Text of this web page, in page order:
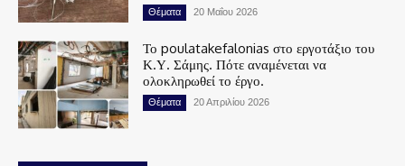
Θέματα 20 Μαΐου 2026
Το poulatakefalonias στο εργοτάξιο του
Κ.Υ. Σάμης. Πότε αναμένεται να
ολοκληρωθεί το έργο.
Θέματα 20 Απριλίου 2026